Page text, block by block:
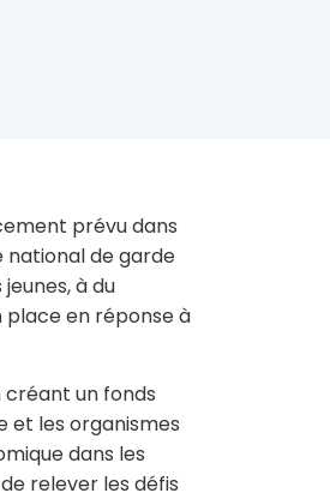
prévu dans
national de garde
à du
place en réponse à
créant un fonds
et les organismes
dans les
relever les défis